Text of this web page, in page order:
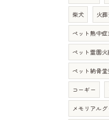
柴犬 火
ペット熱中症
ペット霊園火
ペット納骨堂
コーギー
メモリアルグ